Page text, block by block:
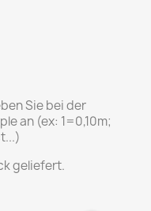
Sie bei der
an (ex: 1=0,10m;
geliefert.